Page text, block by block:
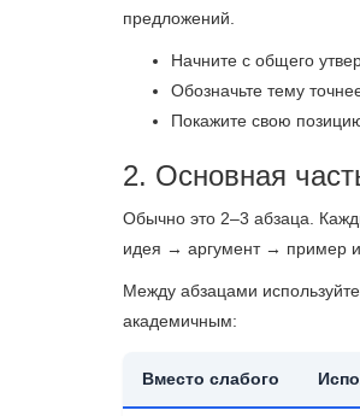
предложений.
Начните с общего
Обозначьте тему
Покажите свою
2. Основная
Обычно это 2–3 абзаца.
идея → аргумент → пример
Между абзацами
академичным:
Вместо слабого